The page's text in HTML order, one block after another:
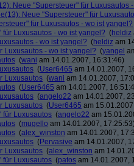
Neue "Supersteuer" für Luxusautos
Neue "Supersteuer" für
für Luxusautos - wo ist yangel?
für Luxusautos - wo ist yangel? (heldiz
- wo ist yangel? (heldiz am
Luxusautos - wo ist yangel? (yangel
(wani am 14.01.2007, 16:31:46)
(User6465 am 14.01.2007,
Luxusautos (wani am 14.01.2007,
(User6465 am 14.01.2007,
(angelo22 am 14.01.2007,
Luxusautos (User6465 am
für Luxusautos (angelo22 am
(mugello am 14.01.2007,
(alex_winston am 14.01.2007,
(Pervasive am 14.01.2007,
Luxusautos (alex_winston am
für Luxusautos (patos am 14.01.2007,